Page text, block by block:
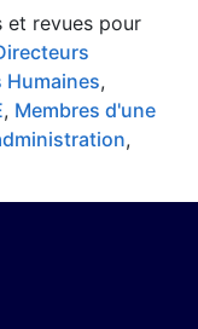
et revues pour
Humaines,
, Membres d'une
,